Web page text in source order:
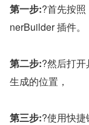
第一步:?首先按
nerBuilder 插件。
第二步:?然后打
生成的位置，
第三步:?使用快